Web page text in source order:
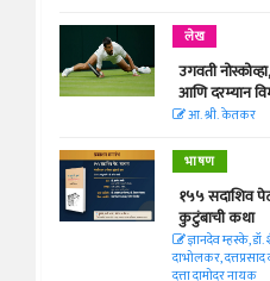
लेख
उगवती
आणि दरम्यान
आ. श्री. केतकर
भाषण
१५५ सदाशिव
कुटुंबाची कथा
ज्ञानदेव म्हस्के,
दाभोलकर,
दत्ता दामोदर नायक